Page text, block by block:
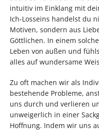
intuitiv im Einklang mit
Ich-Losseins handelst du
Motiven, sondern aus
Göttlichen. In einem
Leben von außen und
alles auf wundersame
Zu oft machen wir als
bestehende Probleme,
uns durch und verlieren
unweigerlich in einer
Hoffnung. Indem wir uns